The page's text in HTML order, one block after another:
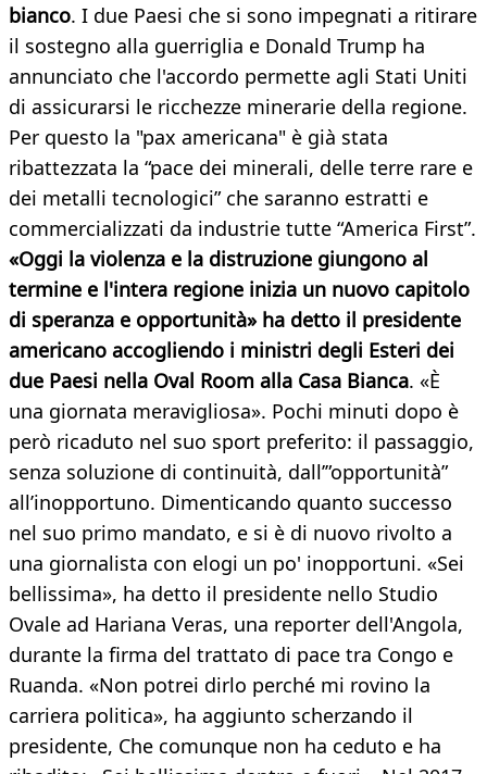
bianco. I due Paesi che si sono impegnati a ritirare
il sostegno alla guerriglia e Donald Trump ha
annunciato che l'accordo permette agli Stati Uniti
di assicurarsi le ricchezze minerarie della regione.
Per questo la "pax americana" è già stata
ribattezzata la “pace dei minerali, delle terre rare e
dei metalli tecnologici” che saranno estratti e
commercializzati da industrie tutte “America First”.
«Oggi la violenza e la distruzione giungono al
termine e l'intera regione inizia un nuovo capitolo
di speranza e opportunità» ha detto il presidente
americano accogliendo i ministri degli Esteri dei
due Paesi nella Oval Room alla Casa Bianca. «È
una giornata meravigliosa». Pochi minuti dopo è
però ricaduto nel suo sport preferito: il passaggio,
senza soluzione di continuità, dall’”opportunità”
all’inopportuno. Dimenticando quanto successo
nel suo primo mandato, e si è di nuovo rivolto a
una giornalista con elogi un po' inopportuni. «Sei
bellissima», ha detto il presidente nello Studio
Ovale ad Hariana Veras, una reporter dell'Angola,
durante la firma del trattato di pace tra Congo e
Ruanda. «Non potrei dirlo perché mi rovino la
carriera politica», ha aggiunto scherzando il
presidente, Che comunque non ha ceduto e ha